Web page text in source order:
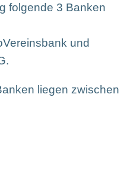
folgende 3 Banken
und
liegen zwischen